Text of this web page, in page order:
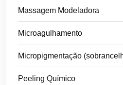
Massagem Modeladora
Microagulhamento
Micropigmentação
Peeling Químico